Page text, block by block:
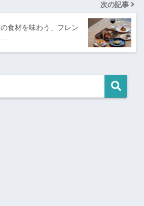
次の記事
食材を味わう」フレン